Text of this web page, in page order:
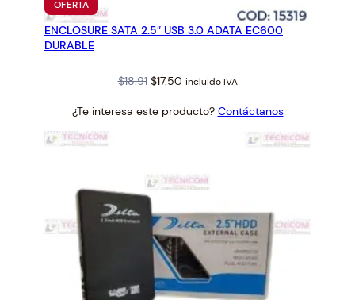
OFERTAPRODUCTO
EN
OFERTA
ENCLOSURE SATA 2.5″ USB 3.0 ADATA EC600
DURABLE
$18.91 Original
was:
$17.50Current
is:
incluido IVA
¿Te interesa este producto? Contáctanos